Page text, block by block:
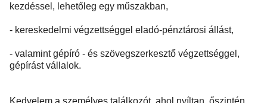
kezdéssel, lehetőleg egy műszakban,
- kereskedelmi végzettséggel eladó-pénztárosi állást,
- valamint gépíró - és szövegszerkesztő végzettséggel,
gépírást vállalok.
Kedvelem a személyes találkozót, ahol nyíltan, őszintén